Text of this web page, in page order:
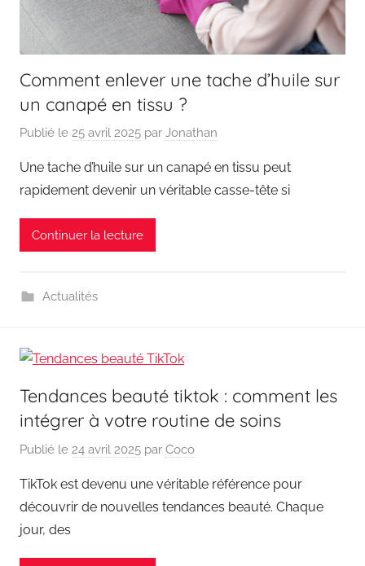
Comment enlever une tache d’huile sur
un canapé en tissu ?
Publié le 25 avril 2025 par Jonathan
Une tache d’huile sur un canapé en tissu peut
rapidement devenir un véritable casse-tête si
Continuer la lecture
Actualités
Tendances beauté tiktok : comment les
intégrer à votre routine de soins
Publié le 24 avril 2025 par Coco
TikTok est devenu une véritable référence pour
découvrir de nouvelles tendances beauté. Chaque
jour, des